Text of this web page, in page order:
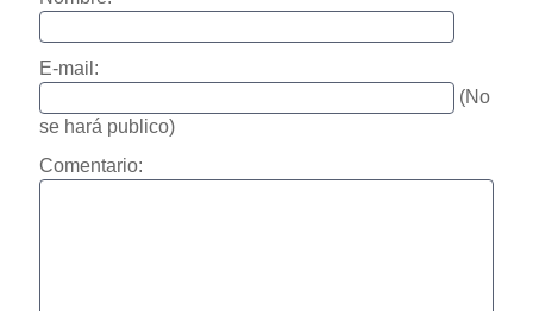
E-mail:
(No
se hará publico)
Comentario: